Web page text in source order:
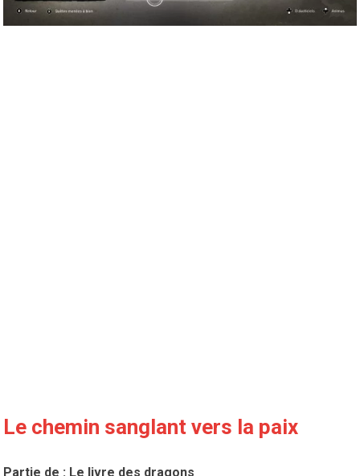
Le chemin sanglant vers la paix
Partie de : Le livre des dragons